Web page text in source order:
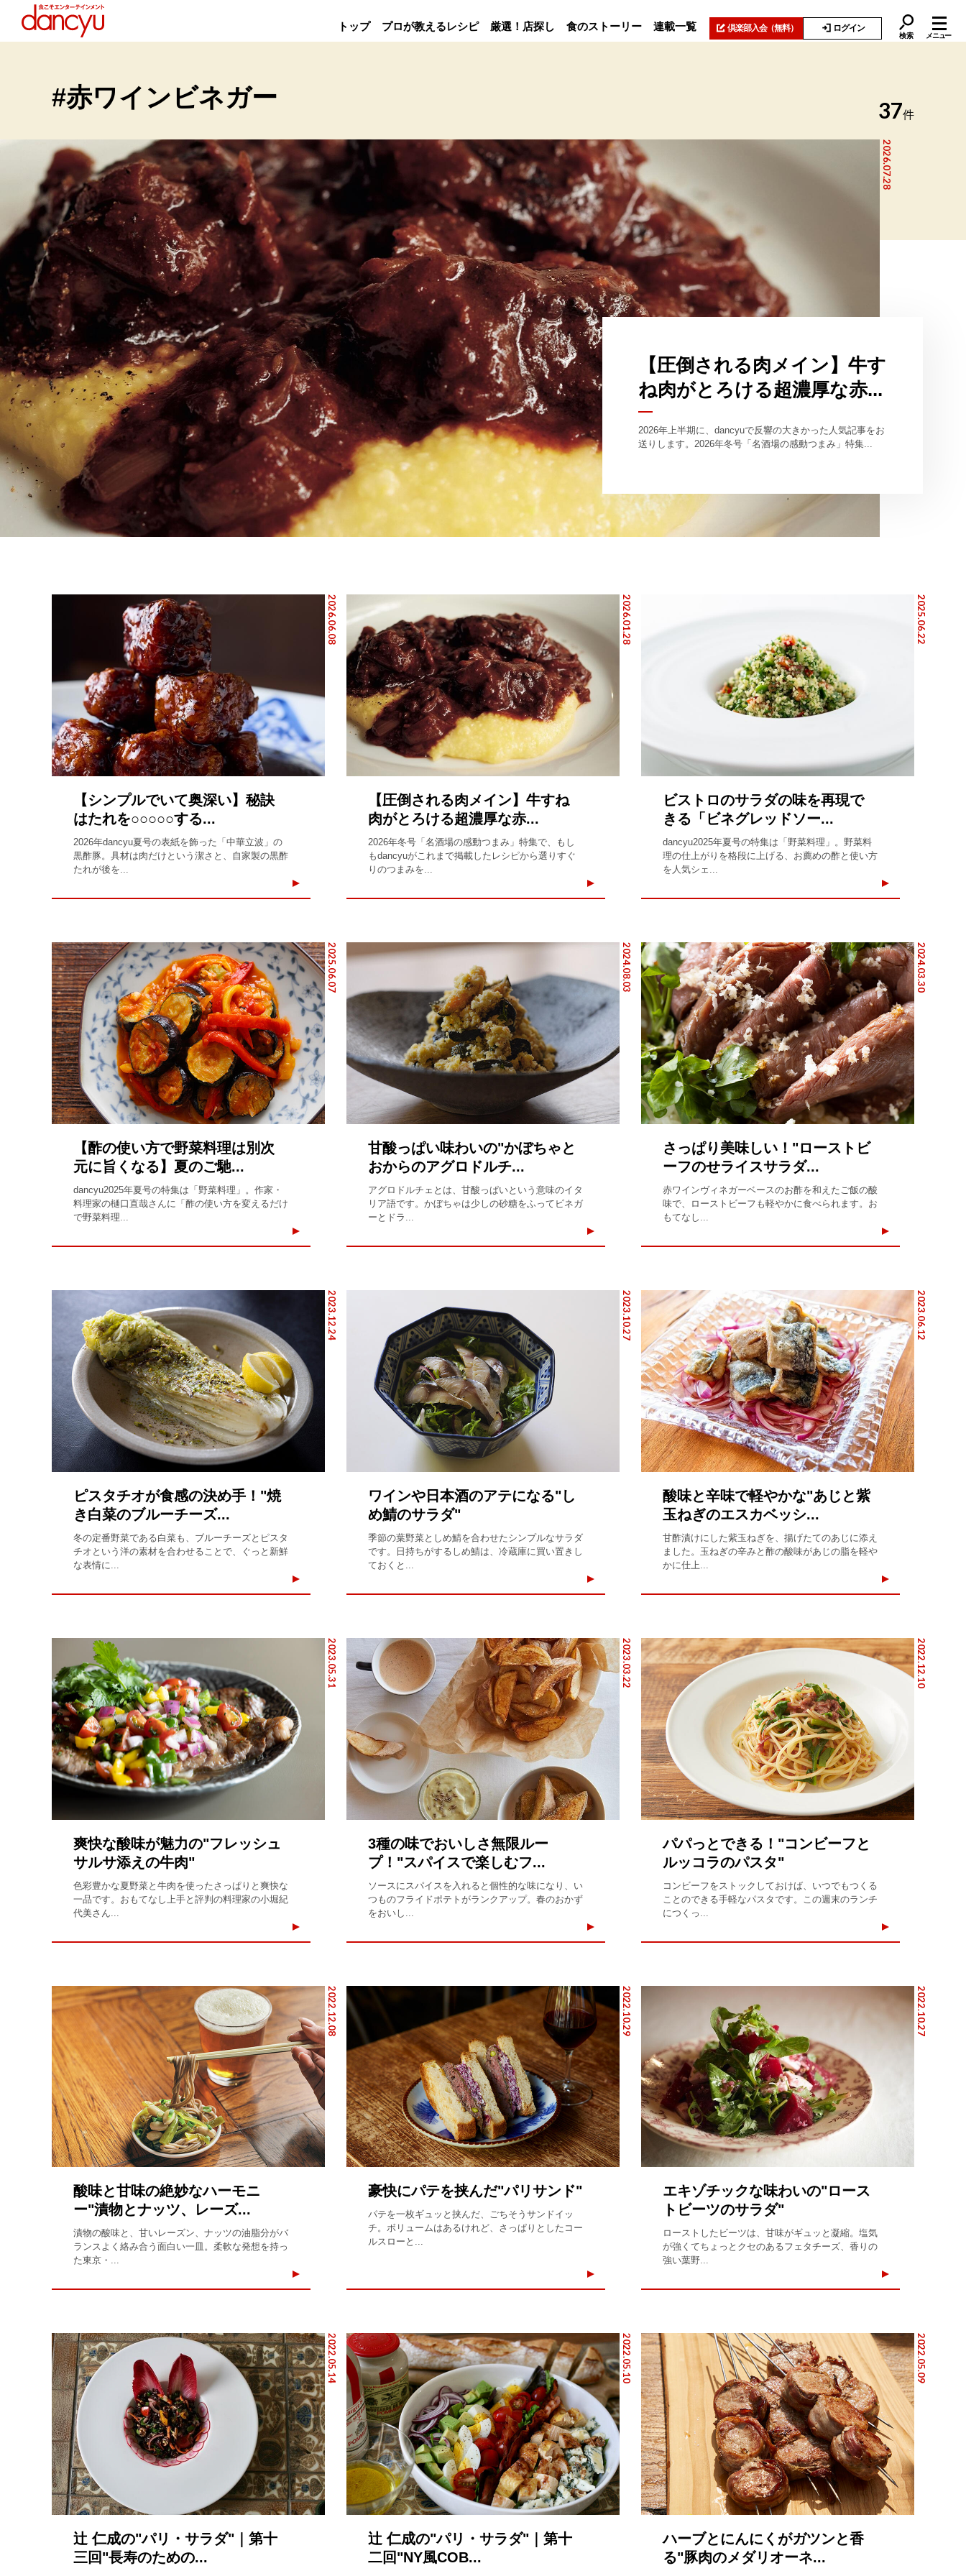
トップ プロが教えるレシピ 厳選！店探し 食のストーリー 連載一覧 倶楽部入会（無料） ログイン
検索 メニュー
#赤ワインビネガー 37件
2026.07.28
【圧倒される肉メイン】牛す
ね肉がとろける超濃厚な赤...
2026年上半期に、dancyuで反響の大きかった人気記事をお
送りします。2026年冬号「名酒場の感動つまみ」特集...
2026.06.08
【シンプルでいて奥深い】秘訣
はたれを○○○○○する...
2026年dancyu夏号の表紙を飾った「中華立波」の
黒酢豚。具材は肉だけという潔さと、自家製の黒酢
たれが後を...
2026.01.28
【圧倒される肉メイン】牛すね
肉がとろける超濃厚な赤...
2026年冬号「名酒場の感動つまみ」特集で、もし
もdancyuがこれまで掲載したレシピから選りすぐ
りのつまみを...
2025.06.22
ビストロのサラダの味を再現で
きる「ビネグレッドソー...
dancyu2025年夏号の特集は「野菜料理」。野菜料
理の仕上がりを格段に上げる、お薦めの酢と使い方
を人気シェ...
2025.06.07
【酢の使い方で野菜料理は別次
元に旨くなる】夏のご馳...
dancyu2025年夏号の特集は「野菜料理」。作家・
料理家の樋口直哉さんに「酢の使い方を変えるだけ
で野菜料理...
2024.08.03
甘酸っぱい味わいの"かぼちゃと
おからのアグロドルチ...
アグロドルチェとは、甘酸っぱいという意味のイタ
リア語です。かぼちゃは少しの砂糖をふってビネガ
ーとドラ...
2024.03.30
さっぱり美味しい！"ローストビ
ーフのせライスサラダ...
赤ワインヴィネガーベースのお酢を和えたご飯の酸
味で、ローストビーフも軽やかに食べられます。お
もてなし...
2023.12.24
ピスタチオが食感の決め手！"焼
き白菜のブルーチーズ...
冬の定番野菜である白菜も、ブルーチーズとピスタ
チオという洋の素材を合わせることで、ぐっと新鮮
な表情に...
2023.10.27
ワインや日本酒のアテになる"し
め鯖のサラダ"
季節の葉野菜としめ鯖を合わせたシンプルなサラダ
です。日持ちがするしめ鯖は、冷蔵庫に買い置きし
ておくと...
2023.06.12
酸味と辛味で軽やかな"あじと紫
玉ねぎのエスカベッシ...
甘酢漬けにした紫玉ねぎを、揚げたてのあじに添え
ました。玉ねぎの辛みと酢の酸味があじの脂を軽や
かに仕上...
2023.05.31
爽快な酸味が魅力の"フレッシュ
サルサ添えの牛肉"
色彩豊かな夏野菜と牛肉を使ったさっぱりと爽快な
一品です。おもてなし上手と評判の料理家の小堀紀
代美さん...
2023.03.22
3種の味でおいしさ無限ルー
プ！"スパイスで楽しむフ...
ソースにスパイスを入れると個性的な味になり、い
つものフライドポテトがランクアップ。春のおかず
をおいし...
2022.12.10
パパっとできる！"コンビーフと
ルッコラのパスタ"
コンビーフをストックしておけば、いつでもつくる
ことのできる手軽なパスタです。この週末のランチ
につくっ...
2022.12.08
酸味と甘味の絶妙なハーモニ
ー"漬物とナッツ、レーズ...
漬物の酸味と、甘いレーズン、ナッツの油脂分がバ
ランスよく絡み合う面白い一皿。柔軟な発想を持っ
た東京・...
2022.10.29
豪快にパテを挟んだ"パリサンド"
パテを一枚ギュッと挟んだ、ごちそうサンドイッ
チ。ボリュームはあるけれど、さっぱりとしたコー
ルスローと...
2022.10.27
エキゾチックな味わいの"ロース
トビーツのサラダ"
ローストしたビーツは、甘味がギュッと凝縮。塩気
が強くてちょっとクセのあるフェタチーズ、香りの
強い葉野...
2022.05.14
辻 仁成の"パリ・サラダ"｜第十
三回"長寿のための...
2022.05.10
辻 仁成の"パリ・サラダ"｜第十
二回"NY風COB...
2022.05.09
ハーブとにんにくがガツンと香
る"豚肉のメダリオーネ...